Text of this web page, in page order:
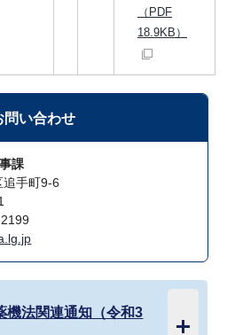
（PDF
18.9KB）
問い合わせ
課
手町9-6
機法関連通知（令和3